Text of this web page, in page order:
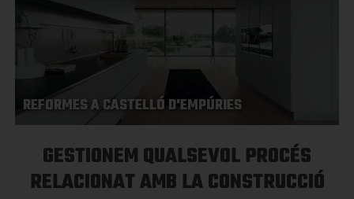
REFORMES A CASTELLÓ D'EMPÚRIES
GESTIONEM QUALSEVOL PROCÉS
RELACIONAT AMB LA CONSTRUCCIÓ